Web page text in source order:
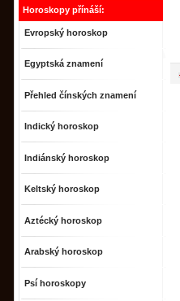
Horoskopy přínáší:
Evropský horoskop
Egyptská znamení
Přehled čínských znamení
Indický horoskop
Indiánský horoskop
Keltský horoskop
Aztécký horoskop
Arabský horoskop
Psí horoskopy